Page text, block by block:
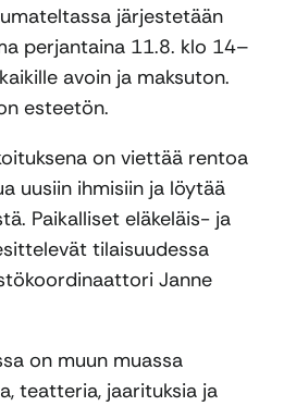
järjestetään
perjantaina 11.8. klo 14–
avoin ja maksuton.
esteetön.
on viettää rentoa
uusiin ihmisiin ja löytää
Paikalliset eläkeläis- ja
tilaisuudessa
Janne
on muun muassa
teatteria, jaarituksia ja